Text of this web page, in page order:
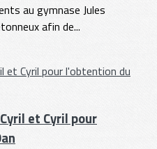
au gymnase Jules
afin de...
et Cyril pour